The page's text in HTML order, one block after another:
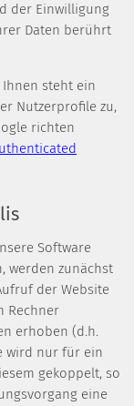
der Einwilligung
Daten berührt
Ihnen steht ein
Nutzerprofile zu,
richten
Software
werden zunächst
der Website
Rechner
erhoben (d.h.
wird nur für ein
gekoppelt, so
eine